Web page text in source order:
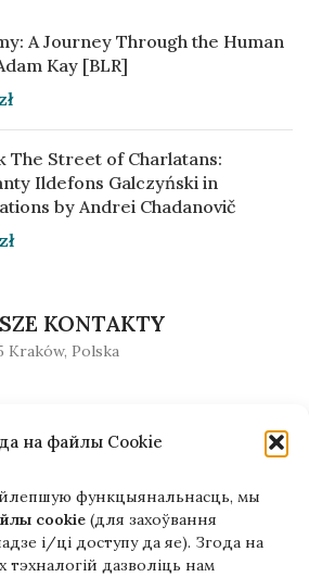
на файлы Cookie
функцыянальнасць, мы
cookie (для захоўвання
і/ці доступу да яе). Згода на
тэхналогій дазволіць нам
Гэтая версія сайта створана
A Journey Through the Human
Kay [BLR]
The Street of Charlatans:
Ildefons Galczyński in
by Andrei Chadanovič
zł
KONTAKTY
Kraków, Polska
Napisz do nas!